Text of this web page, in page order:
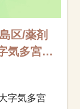
区/薬剤
気多宮/
字気多宮